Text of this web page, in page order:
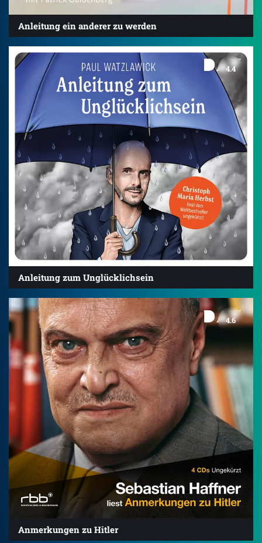
Anleitung ein anderer zu werden
4.4
Anleitung zum Unglücklichsein
4.6
Anmerkungen zu Hitler